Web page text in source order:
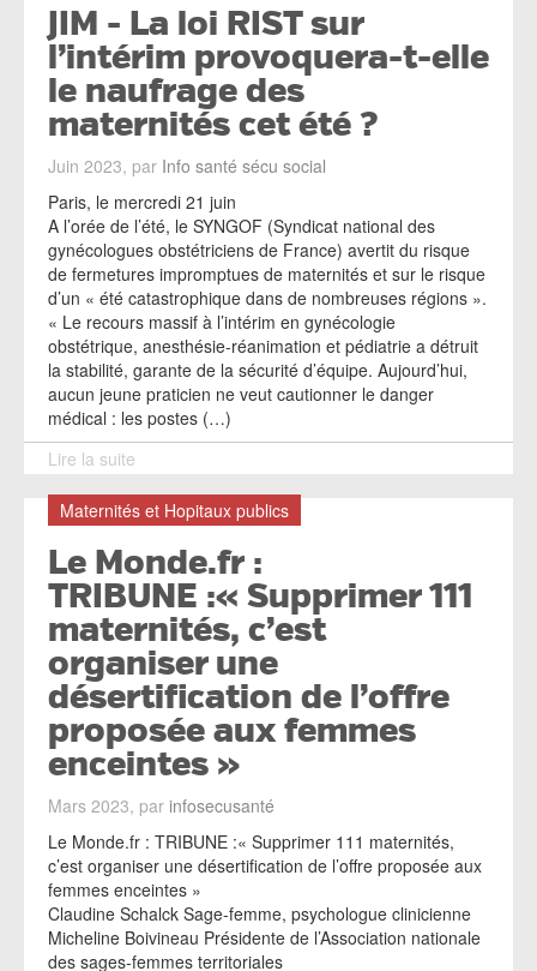
JIM - La loi RIST sur
l’intérim provoquera-t-elle
le naufrage des
maternités cet été ?
Juin 2023, par Info santé sécu social
Paris, le mercredi 21 juin
A l’orée de l’été, le SYNGOF (Syndicat national des
gynécologues obstétriciens de France) avertit du risque
de fermetures impromptues de maternités et sur le risque
d’un « été catastrophique dans de nombreuses régions ».
« Le recours massif à l’intérim en gynécologie
obstétrique, anesthésie-réanimation et pédiatrie a détruit
la stabilité, garante de la sécurité d’équipe. Aujourd’hui,
aucun jeune praticien ne veut cautionner le danger
médical : les postes (…)
Lire la suite
Maternités et Hopitaux publics
Le Monde.fr :
TRIBUNE :« Supprimer 111
maternités, c’est
organiser une
désertification de l’offre
proposée aux femmes
enceintes »
Mars 2023, par infosecusanté
Le Monde.fr : TRIBUNE :« Supprimer 111 maternités,
c’est organiser une désertification de l’offre proposée aux
femmes enceintes »
Claudine Schalck Sage-femme, psychologue clinicienne
Micheline Boivineau Présidente de l’Association nationale
des sages-femmes territoriales